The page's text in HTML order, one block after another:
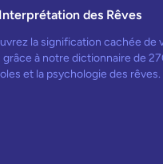
Interprétation des Rêves
la signification cachée de
grâce à notre dictionnaire de
et la psychologie des rêves.